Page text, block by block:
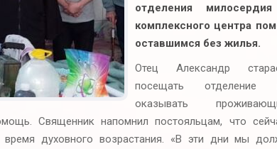
отделения милосердия
комплексного центра
оставшимся без жилья.
Отец Александр
посещать отделение
оказывать
Священник напомнил постояльцам, что
духовного возрастания. «В эти дни мы